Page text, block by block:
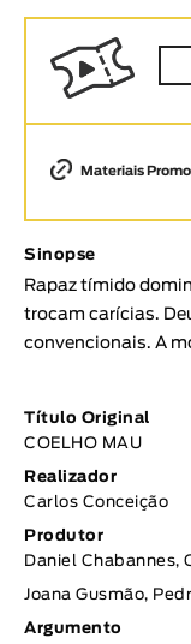
Animar
DURAÇÃO
< / >
GÉNERO
Ficção
Animação
Experimental
Tópicos
Materiais
Sinopse
Rapaz tímido
trocam carícias.
convencionais. A
Título Original
COELHO MAU
Realizador
Carlos Conceição
Produtor
Daniel Chabannes,
Joana Gusmão,
Argumento